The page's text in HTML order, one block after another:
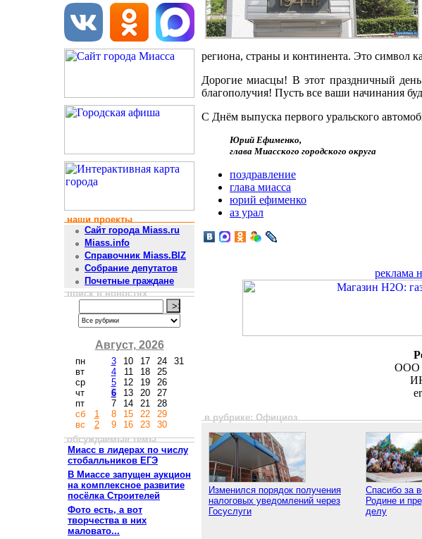
наши проекты
Сайт города Miass.ru
Miass.info
Справочник Miass.BIZ
Собрание депутатов
Почетные граждане
поиск в новостях
Август, 2026
пн
вт
ср
чт
пт
сб
вс
1
2
3
4
5
6
7
8
9
10
11
12
13
14
15
16
17
18
19
20
21
22
23
24
25
26
27
28
29
30
31
обсуждаемые темы
Миасс в лидерах по числу
стобалльников ЕГЭ
В Миассе запущен аукцион
на комплексное развитие
посёлка Строителей
Фото есть, а вот
творчества в них
маловато...
региона, страны и континента. Это символ
Дорогие миасцы! В этот праздничный
благополучия! Пусть все ваши начинания
С Днём выпуска первого уральского
Юрий Ефименко,
глава Миасского городского округа
поздравление
глава миасса
юрий ефименко
аз урал
реклама
ООО
в рубрике: Официоз
Изменился порядок получения
налоговых уведомлений через
Госуслуги
Спасибо за
Родине и
делу